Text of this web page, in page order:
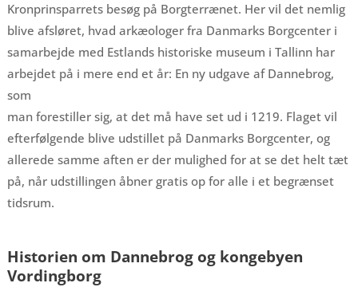
Kronprinsparrets besøg på Borgterrænet. Her vil det nemlig
blive afsløret, hvad arkæologer fra Danmarks Borgcenter i
samarbejde med Estlands historiske museum i Tallinn har
arbejdet på i mere end et år: En ny udgave af Dannebrog,
som
man forestiller sig, at det må have set ud i 1219. Flaget vil
efterfølgende blive udstillet på Danmarks Borgcenter, og
allerede samme aften er der mulighed for at se det helt tæt
på, når udstillingen åbner gratis op for alle i et begrænset
tidsrum.
Historien om Dannebrog og kongebyen
Vordingborg